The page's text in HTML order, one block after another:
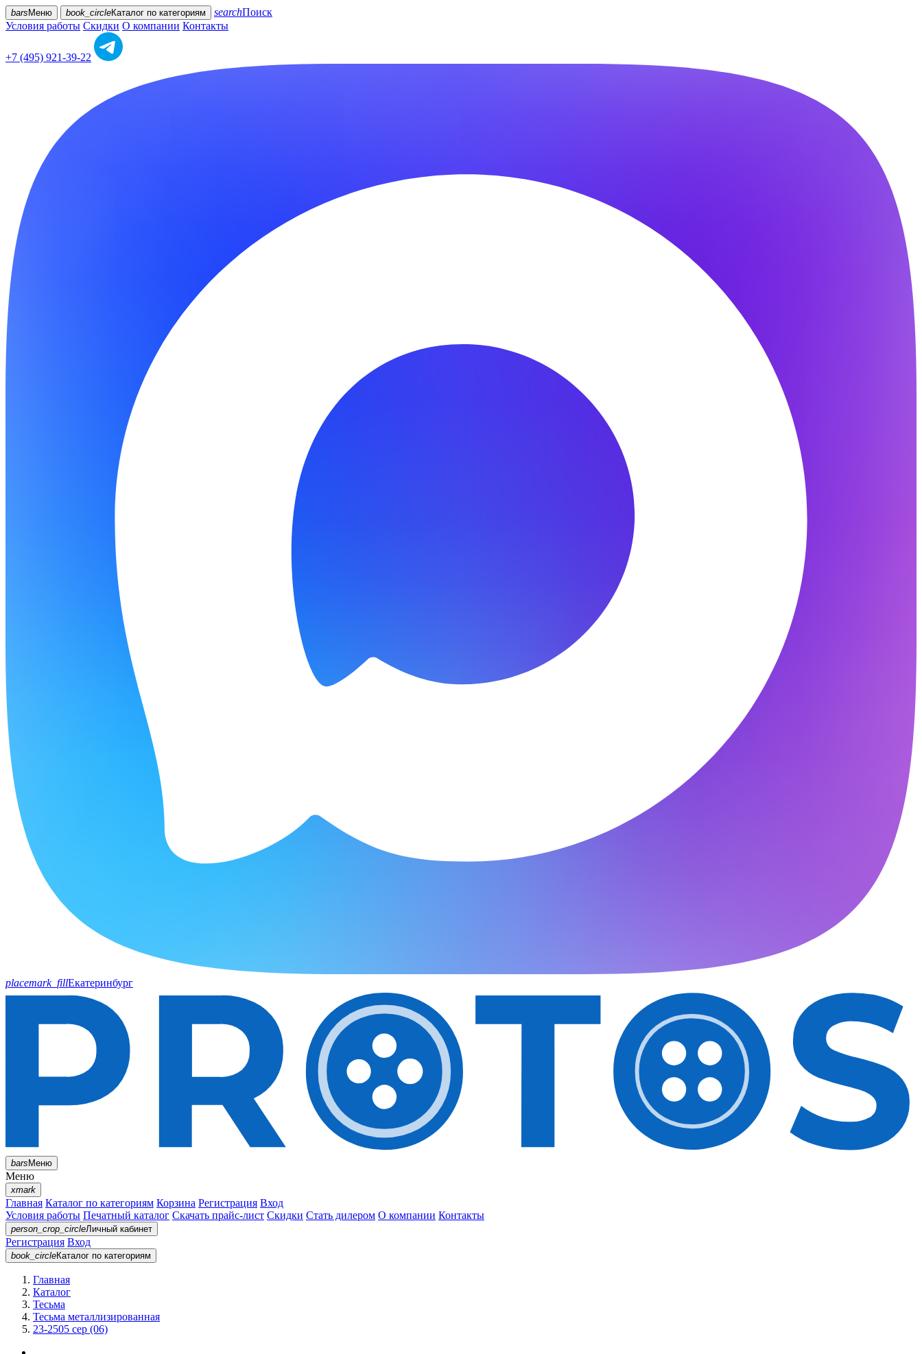
bars Меню book_circleКаталог по категориям searchПоиск
Условия работы Скидки О компании Контакты
+7 (495) 921-39-22
placemark_fillЕкатеринбург
barsМеню
Меню
xmark
Главная Каталог по категориям Корзина Регистрация Вход
Условия работы Печатный каталог Скачать прайс-лист Скидки Стать дилером О компании Контакты
person_crop_circleЛичный кабинет
Регистрация Вход
book_circleКаталог по категориям
Главная
Каталог
Тесьма
Тесьма металлизированная
23-2505 сер (06)